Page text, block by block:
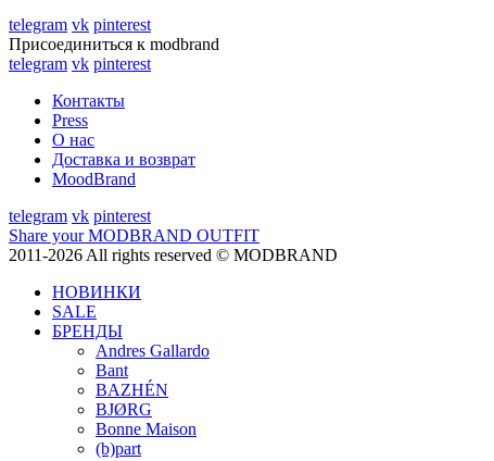
telegram vk pinterest
Присоединиться к modbrand
telegram vk pinterest
Контакты
Press
О нас
Доставка и возврат
MoodBrand
telegram vk pinterest
Share your MODBRAND OUTFIT
2011-2026 All rights reserved © MODBRAND
НОВИНКИ
SALE
БРЕНДЫ
Andres Gallardo
Bant
BAZHÉN
BJØRG
Bonne Maison
(b)part